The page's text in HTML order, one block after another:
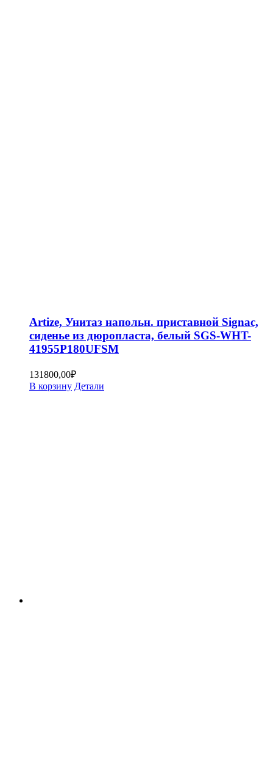
Artize, Унитаз напольн. приставной Signac,
сиденье из дюропласта, белый SGS-WHT-
41955P180UFSM
131800,00₽
В корзину Детали